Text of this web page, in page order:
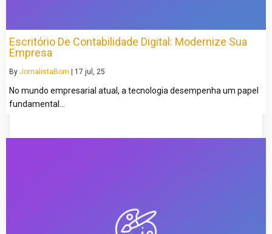
Escritório De Contabilidade Digital: Modernize Sua
Empresa
By JornalistaBom | 17 jul, 25
No mundo empresarial atual, a tecnologia desempenha um papel
fundamental…